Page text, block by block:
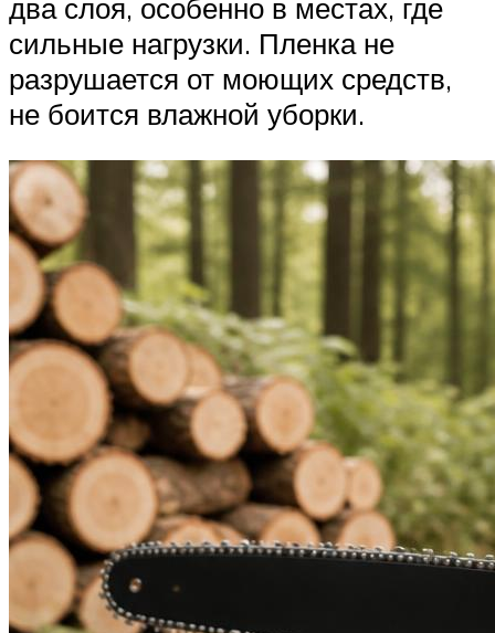
два слоя, особенно в местах, где
сильные нагрузки. Пленка не
разрушается от моющих средств,
не боится влажной уборки.